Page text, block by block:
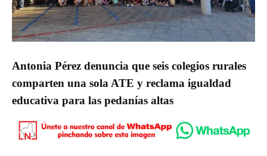
Antonia Pérez denuncia que seis colegios rurales
comparten una sola ATE y reclama igualdad
educativa para las pedanías altas